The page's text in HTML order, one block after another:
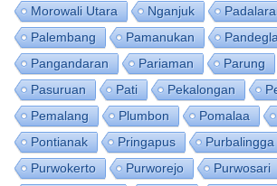
Morowali Utara
Nganjuk
Palembang
Pamanukan
Pangandaran
Pariaman Parung
Pasuruan
Pati Pekalongan
Pemalang
Plumbon Pomalaa
Pontianak
Pringapus Purbalingga
Purwokerto
Purworejo Purwosari